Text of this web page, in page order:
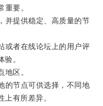
要。
提供稳定、高质量的节
者在线论坛上的用户评
。
区。
节点可供选择，不同地
有所差异。